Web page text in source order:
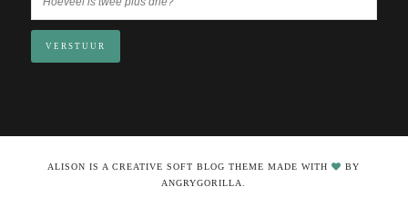
VERSTUUR
ALISON IS A CREATIVE SOFT BLOG THEME MADE WITH
BY
ANGRYGORILLA.